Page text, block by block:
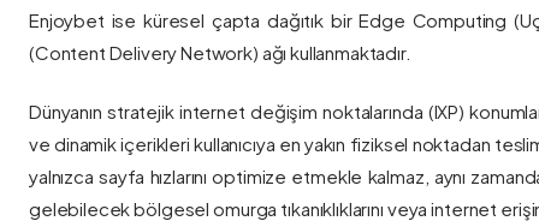
Enjoybet ise küresel çapta dağıtık bir Edge Computing
(Content Delivery Network) ağı kullanmaktadır.
Dünyanın stratejik internet değişim noktalarında (IXP)
ve dinamik içerikleri kullanıcıya en yakın fiziksel noktadan
yalnızca sayfa hızlarını optimize etmekle kalmaz, aynı
gelebilecek bölgesel omurga tıkanıklıklarını veya internet